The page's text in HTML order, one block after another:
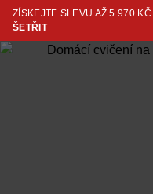
ZÍSKEJTE SLEVU AŽ 5 970 KČ
ŠETŘIT